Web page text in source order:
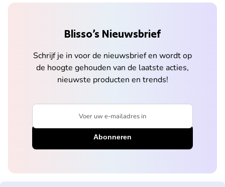
Blisso’s Nieuwsbrief
Schrijf je in voor de nieuwsbrief en wordt op
de hoogte gehouden van de laatste acties,
nieuwste producten en trends!
Voer uw e-mailadres in